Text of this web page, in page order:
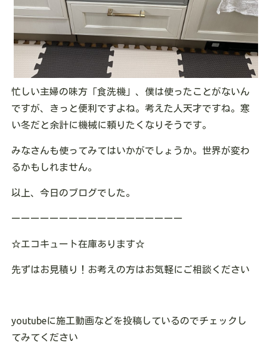
忙しい主婦の味方「食洗機」、僕は使ったことがないん
ですが、きっと便利ですよね。考えた人天才ですね。寒
い冬だと余計に機械に頼りたくなりそうです。
みなさんも使ってみてはいかがでしょうか。世界が変わ
るかもしれません。
以上、今日のブログでした。
ーーーーーーーーーーーーーーーーーー
☆エコキュート在庫あります☆
先ずはお見積り！お考えの方はお気軽にご相談ください
youtubeに施工動画などを投稿しているのでチェックし
てみてください